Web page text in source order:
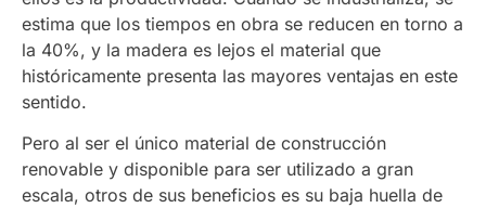
estima que los tiempos en obra se reducen en torno a
la 40%, y la madera es lejos el material que
históricamente presenta las mayores ventajas en este
sentido.
Pero al ser el único material de construcción
renovable y disponible para ser utilizado a gran
escala, otros de sus beneficios es su baja huella de